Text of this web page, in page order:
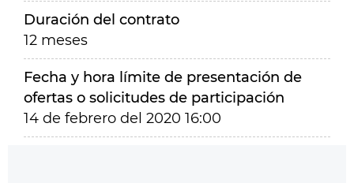
Duración del contrato
12 meses
Fecha y hora límite de presentación de
ofertas o solicitudes de participación
14 de febrero del 2020 16:00